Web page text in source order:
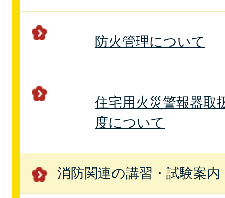
防火管理について
住宅用火災警報器取
度について
消防関連の講習・試験案内